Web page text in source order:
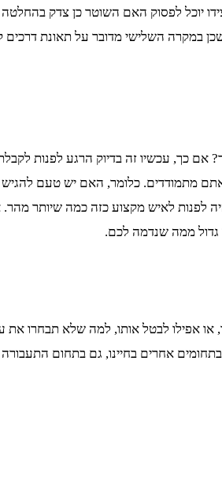
לפסוק האם השוטר כן צדק בהחלטה
במקרה השלישי מדובר על תאונת
אם כך, עכשיו זה בדיוק הרגע לפנות
מתמודדים. כלומר, האם יש טעם
לפנות לאיש מקצוע כזה כמה שיותר
גדול ממה שנדמה לכם.
לבטל אותו, למה שלא תבחרו את
אחרים בחיינו, גם בתחום התעבורה